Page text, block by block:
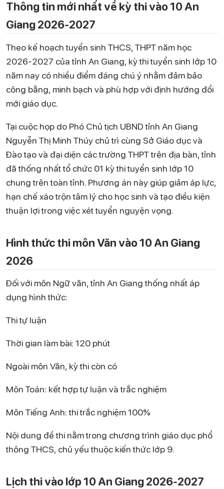
Thông tin mới nhất về kỳ thi vào 10 An
Giang 2026-2027
Theo kế hoạch tuyển sinh THCS, THPT năm học
2026-2027 của tỉnh An Giang, kỳ thi tuyển sinh lớp 10
năm nay có nhiều điểm đáng chú ý nhằm đảm bảo
công bằng, minh bạch và phù hợp với định hướng đổi
mới giáo dục.
Tại cuộc họp do Phó Chủ tịch UBND tỉnh An Giang
Nguyễn Thị Minh Thúy chủ trì cùng Sở Giáo dục và
Đào tạo và đại diện các trường THPT trên địa bàn, tỉnh
đã thống nhất tổ chức 01 kỳ thi tuyển sinh lớp 10
chung trên toàn tỉnh. Phương án này giúp giảm áp lực,
hạn chế xáo trộn tâm lý cho học sinh và tạo điều kiện
thuận lợi trong việc xét tuyển nguyện vọng.
Hình thức thi môn Văn vào 10 An Giang
2026
Đối với môn Ngữ văn, tỉnh An Giang thống nhất áp
dụng hình thức:
Thi tự luận
Thời gian làm bài: 120 phút
Ngoài môn Văn, kỳ thi còn có
Môn Toán: kết hợp tự luận và trắc nghiệm
Môn Tiếng Anh: thi trắc nghiệm 100%
Nội dung đề thi nằm trong chương trình giáo dục phổ
thông THCS, chủ yếu thuộc kiến thức lớp 9.
Lịch thi vào lớp 10 An Giang 2026-2027